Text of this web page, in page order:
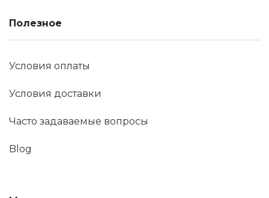
Полезное
Условия оплаты
Условия доставки
Часто задаваемые вопросы
Blog